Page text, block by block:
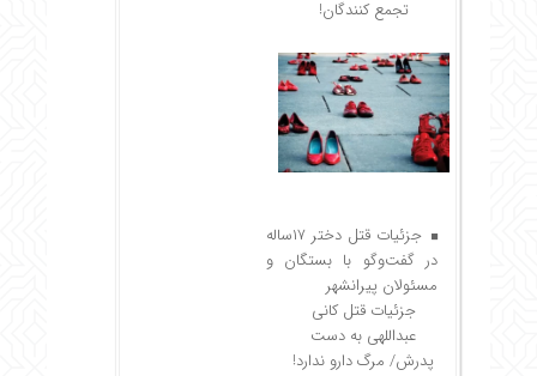
تجمع کنندگان!
جزئیات قتل دختر ۱۷ساله
در گفت‌وگو با بستگان و
مسئولان پیرانشهر
جزئیات قتل کانی
عبداللهی به دست
پدرش/ مرگ دارو ندارد!